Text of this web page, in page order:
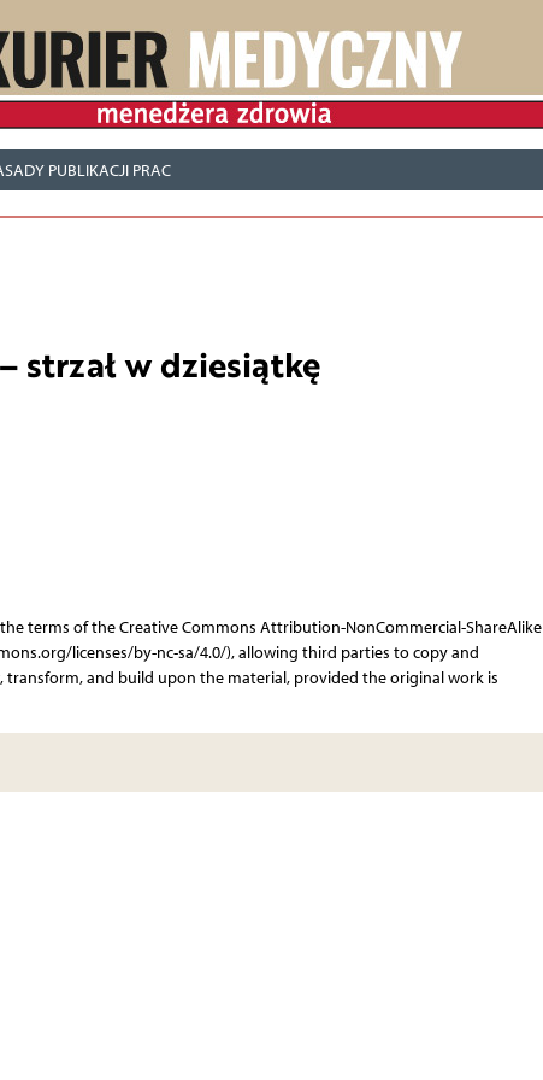
PUBLIKACJI PRAC
strzał w dziesiątkę
terms of the Creative Commons Attribution-NonCommercial-ShareAlike
licenses/by-nc-sa/4.0/), allowing third parties to copy and
and build upon the material, provided the original work is